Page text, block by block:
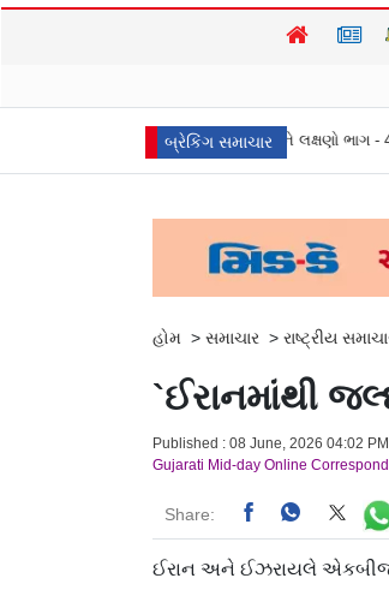
બ્રેકિંગ સમાચાર
પ્રતીકો, પ્રભાવ, અને લક્ષણો ભાગ - 4 `તહેલકા`ના
હોમ > સમાચાર > રાષ્ટ્રીય
`ઈરાનમાંથી
Published : 08 June, 2026 04:02
Gujarati Mid-day Online
Share:
ઈરાન અને ઈઝરાયલે એકબીજા